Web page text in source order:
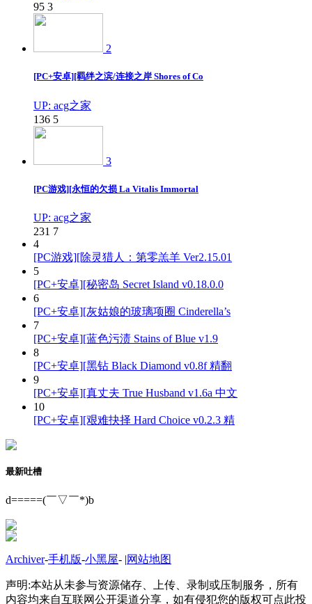
95 3
2
[PC+安卓][羁绊之滨/连接之岸 Shores of Co
UP: acg之家
136 5
3
[PC游戏][永恒的欠损 La Vitalis Immortal
UP: acg之家
231 7
4
[PC游戏][除灵猎人：第零羔羊 Ver2.15.01
5
[PC+安卓][秘密岛 Secret Island v0.18.0.0
6
[PC+安卓][灰姑娘的玻璃项圈 Cinderella’s
7
[PC+安卓][蓝色污渍 Stains of Blue v1.9
8
[PC+安卓][黑钻 Black Diamond v0.8f 精翻
9
[PC+安卓][真丈夫 True Husband v1.6a 中文
10
[PC+安卓][艰难抉择 Hard Choice v0.2.3 精
最新吐槽
d=====(￣▽￣*)b
Archiver-手机版-小黑屋- |网站地图
声明:本站从未参与资源储存、上传、录制或压制服务，所有
内容均来自互联网公开渠道分享，如有侵犯您的版权可点此投